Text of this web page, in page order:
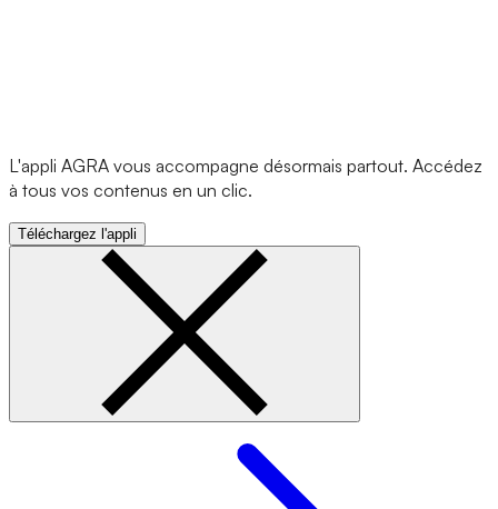
L'appli AGRA vous accompagne désormais partout. Accédez
à tous vos contenus en un clic.
Téléchargez l'appli